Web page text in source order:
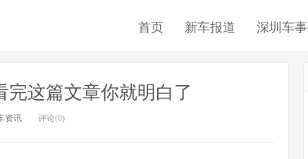
首页 新车报道 深圳车事
完这篇文章你就明白了
资讯 评论(0)